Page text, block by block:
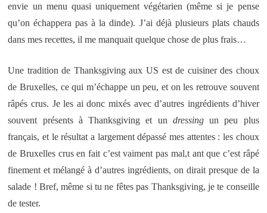
envie un menu quasi uniquement végétarien (même si je pense
qu’on échappera pas à la dinde). J’ai déjà plusieurs plats chauds
dans mes recettes, il me manquait quelque chose de plus frais…
Une tradition de Thanksgiving aux US est de cuisiner des choux
de Bruxelles, ce qui m’échappe un peu, et on les retrouve souvent
râpés crus. Je les ai donc mixés avec d’autres ingrédients d’hiver
souvent présents à Thanksgiving et un dressingun peu plus
français, et le résultat a largement dépassé mes attentes : les choux
de Bruxelles crus en fait c’est vaiment pas mal,t ant que c’est râpé
finement et mélangé à d’autres ingrédients, on dirait presque de la
salade ! Bref, même si tu ne fêtes pas Thanksgiving, je te conseille
de tester.